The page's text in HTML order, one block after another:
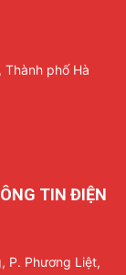
phố Hà
TIN ĐIỆN
P. Phương Liệt,